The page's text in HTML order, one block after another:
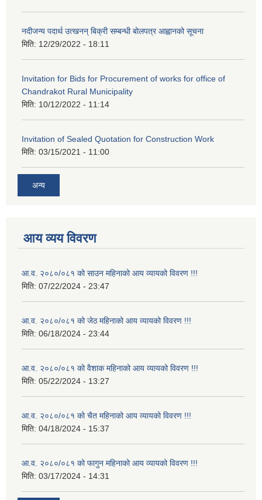
नदीजन्य पदार्थ उत्खनन् बिक्री सम्बन्धी बोलपत्र आह्वानको सूचना
मिति: 12/29/2022 - 18:11
Invitation for Bids for Procurement of works for office of
Chandrakot Rural Municipality
मिति: 10/12/2022 - 11:14
Invitation of Sealed Quotation for Construction Work
मिति: 03/15/2021 - 11:00
अन्य
आय व्यय विवरण
आ.व. २०८०/०८१ को साउन महिनाको आय व्यायको विवरण !!!
मिति: 07/22/2024 - 23:47
आ.व. २०८०/०८१ को जेठ महिनाको आय व्यायको विवरण !!!
मिति: 06/18/2024 - 23:44
आ.व. २०८०/०८१ को वैशाक महिनाको आय व्यायको विवरण !!!
मिति: 05/22/2024 - 13:27
आ.व. २०८०/०८१ को चैत महिनाको आय व्यायको विवरण !!!
मिति: 04/18/2024 - 15:37
आ.व. २०८०/०८१ को फागुन महिनाको आय व्यायको विवरण !!!
मिति: 03/17/2024 - 14:31